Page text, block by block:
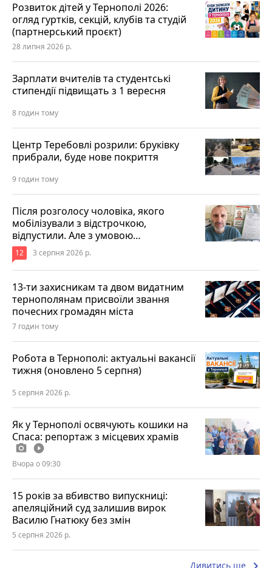
Розвиток дітей у Тернополі 2026:
огляд гуртків, секцій, клубів та студій
(партнерський проєкт)
28 липня 2026 р.
Зарплати вчителів та студентські
стипендії підвищать з 1 вересня
8 годин тому
Центр Теребовлі розрили: бруківку
прибрали, буде нове покриття
9 годин тому
Після розголосу чоловіка, якого
мобілізували з відстрочкою,
відпустили. Але з умовою…
12 3 серпня 2026 р.
13-ти захисникам та двом видатним
тернополянам присвоїли звання
почесних громадян міста
7 годин тому
Робота в Тернополі: актуальні вакансії
тижня (оновлено 5 серпня)
5 серпня 2026 р.
Як у Тернополі освячують кошики на
Спаса: репортаж з місцевих храмів
photo_camera play_circle_filled
Вчора о 09:30
15 років за вбивство випускниці:
апеляційний суд залишив вирок
Василю Гнатюку без змін
5 серпня 2026 р.
Дивитись ще